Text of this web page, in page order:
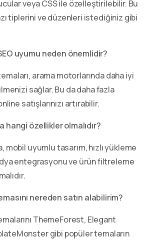
veya CSS ile özelleştirilebilir. Bu
tiplerini ve düzenleri istediğiniz gibi
uyumu neden önemlidir?
arama motorlarında daha iyi
sağlar. Bu da daha fazla
satışlarınızı artırabilir.
hangi özellikler olmalıdır?
mobil uyumlu tasarım, hızlı yükleme
entegrasyonu ve ürün filtreleme
nereden satın alabilirim?
ThemeForest, Elegant
gibi popüler temaların